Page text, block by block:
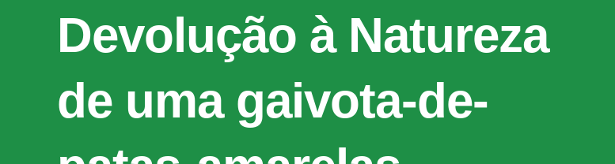
Devolução à Natureza
de uma gaivota-de-